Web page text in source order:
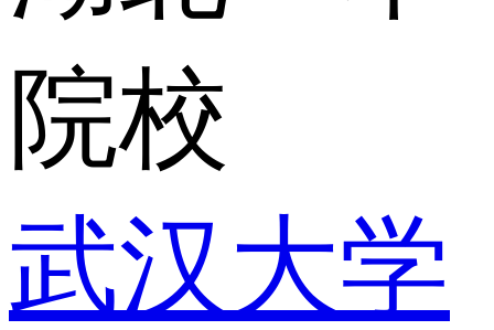
院校
武汉大学